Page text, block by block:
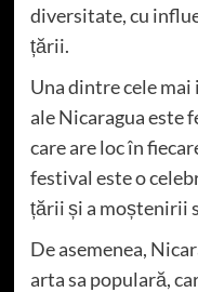
diversitate, cu
țării.
Una dintre cele
ale Nicaragua este
care are loc în
festival este o
țării și a moștenirii
De asemenea,
arta sa populară,